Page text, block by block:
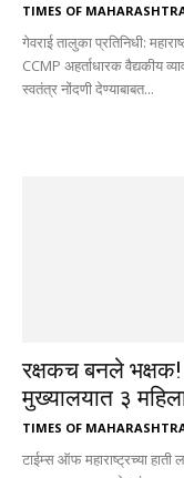
TIMES OF
गेवराई तालुका प्रतिनिधी:
CCMP अहर्ताधारक वैद्यकीय
स्वतंत्र नोंदणी देण्याबाबत...
रक्षकच बनले भक्षक!
मुख्यालयात ३
TIMES OF
टाईम्स ऑफ महाराष्ट्रच्या